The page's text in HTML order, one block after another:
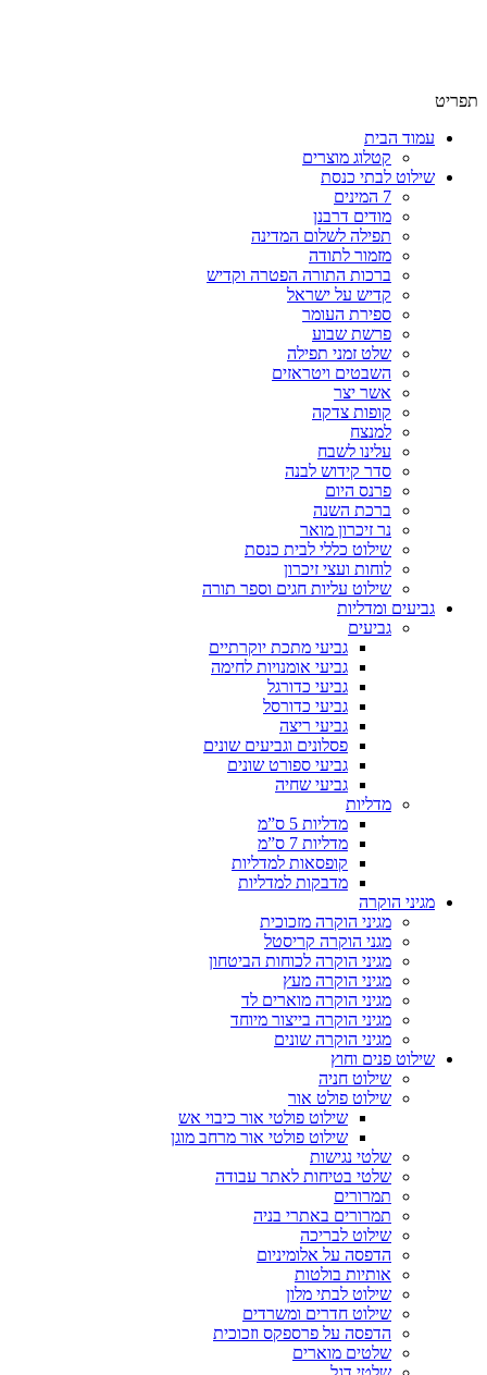
תפריט
עמוד הבית
קטלוג מוצרים
שילוט לבתי כנסת
7 המינים
מודים דרבנן
תפילה לשלום המדינה
מזמור לתודה
ברכות התורה הפטרה וקדיש
קדיש על ישראל
ספירת העומר
פרשת שבוע
שלט זמני תפילה
השבטים ויטראזים
אשר יצר
קופות צדקה
למנצח
עלינו לשבח
סדר קידוש לבנה
פרנס היום
ברכת השנה
נר זיכרון מואר
שילוט כללי לבית כנסת
לוחות ועצי זיכרון
שילוט עליות חגים וספר תורה
גביעים ומדליות
גביעים
גביעי מתכת יוקרתיים
גביעי אומנויות לחימה
גביעי כדורגל
גביעי כדורסל
גביעי ריצה
פסלונים וגביעים שונים
גביעי ספורט שונים
גביעי שחיה
מדליות
מדליות 5 ס”מ
מדליות 7 ס”מ
קופסאות למדליות
מדבקות למדליות
מגיני הוקרה
מגיני הוקרה מזכוכית
מגני הוקרה קריסטל
מגיני הוקרה לכוחות הביטחון
מגיני הוקרה מעץ
מגיני הוקרה מוארים לד
מגיני הוקרה בייצור מיוחד
מגיני הוקרה שונים
שילוט פנים וחוץ
שילוט חניה
שילוט פולט אור
שילוט פולטי אור כיבוי אש
שילוט פולטי אור מרחב מוגן
שלטי נגישות
שלטי בטיחות לאתר עבודה
תמרורים
תמרורים באתרי בניה
שילוט לבריכה
הדפסה על אלומיניום
אותיות בולטות
שילוט לבתי מלון
שילוט חדרים ומשרדים
הדפסה על פרספקס וזכוכית
שלטים מוארים